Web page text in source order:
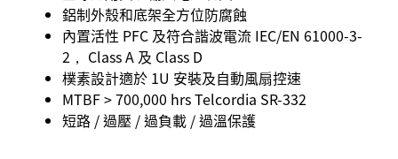
鋁制外殼和底架全方位防腐蝕
內置活性 PFC 及符合諧波電流 IEC/EN 61000-3-
2， Class A 及 Class D
樸素設計適於 1U 安裝及自動風扇控速
MTBF > 700,000 hrs Telcordia SR-332
短路 / 過壓 / 過負載 / 過溫保護